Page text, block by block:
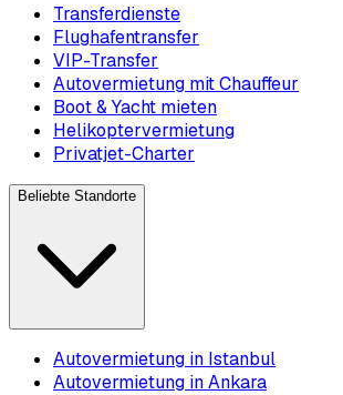
Transferdienste
Flughafentransfer
VIP-Transfer
Autovermietung mit Chauffeur
Boot & Yacht mieten
Helikoptervermietung
Privatjet-Charter
Beliebte Standorte
Autovermietung in Istanbul
Autovermietung in Ankara